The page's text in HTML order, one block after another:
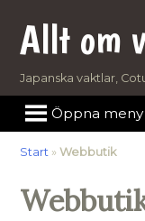
content
Allt om
Japanska vaktlar,
Öppna meny
Start »Webbutik